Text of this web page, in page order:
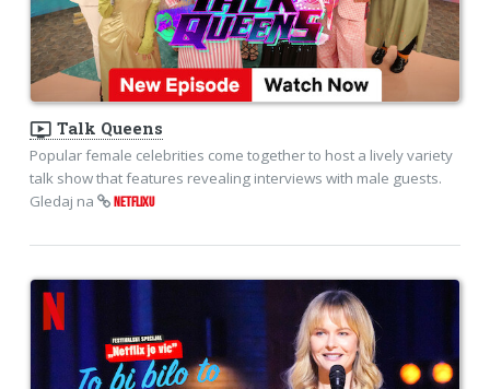
ondemand_video Talk Queens
Popular female celebrities come together to host a lively variety
talk show that features revealing interviews with male guests.
Gledaj na
NETFLIXU